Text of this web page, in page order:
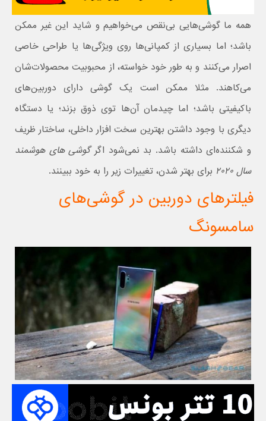
همه ما گوشی‌هایی بی‌نقص می‌خواهیم و شاید این غیر ممکن
باشد؛ اما بسیاری از کمپانی‌ها روی ویژگی‌ها یا طراحی خاصی
اصرار می‌کنند و به طور خود خواسته، از محبوبیت محصولات‌شان
می‌کاهند. مثلا ممکن است یک گوشی دارای دوربین‌های
باکیفیتی باشد؛ اما چیدمان آن‌ها توی ذوق بزند؛ یا دستگاه
دیگری با وجود داشتن بهترین سخت افزار داخلی، ساختار ظریف
و شکننده‌ای داشته باشد. بد نمی‌شود اگرگوشی های هوشمند
سال ۲۰۲۰
برای بهتر شدن، تغییرات زیر را به خود ببینند.
فیلترهای دوربین در گوشی‌های
سامسونگ